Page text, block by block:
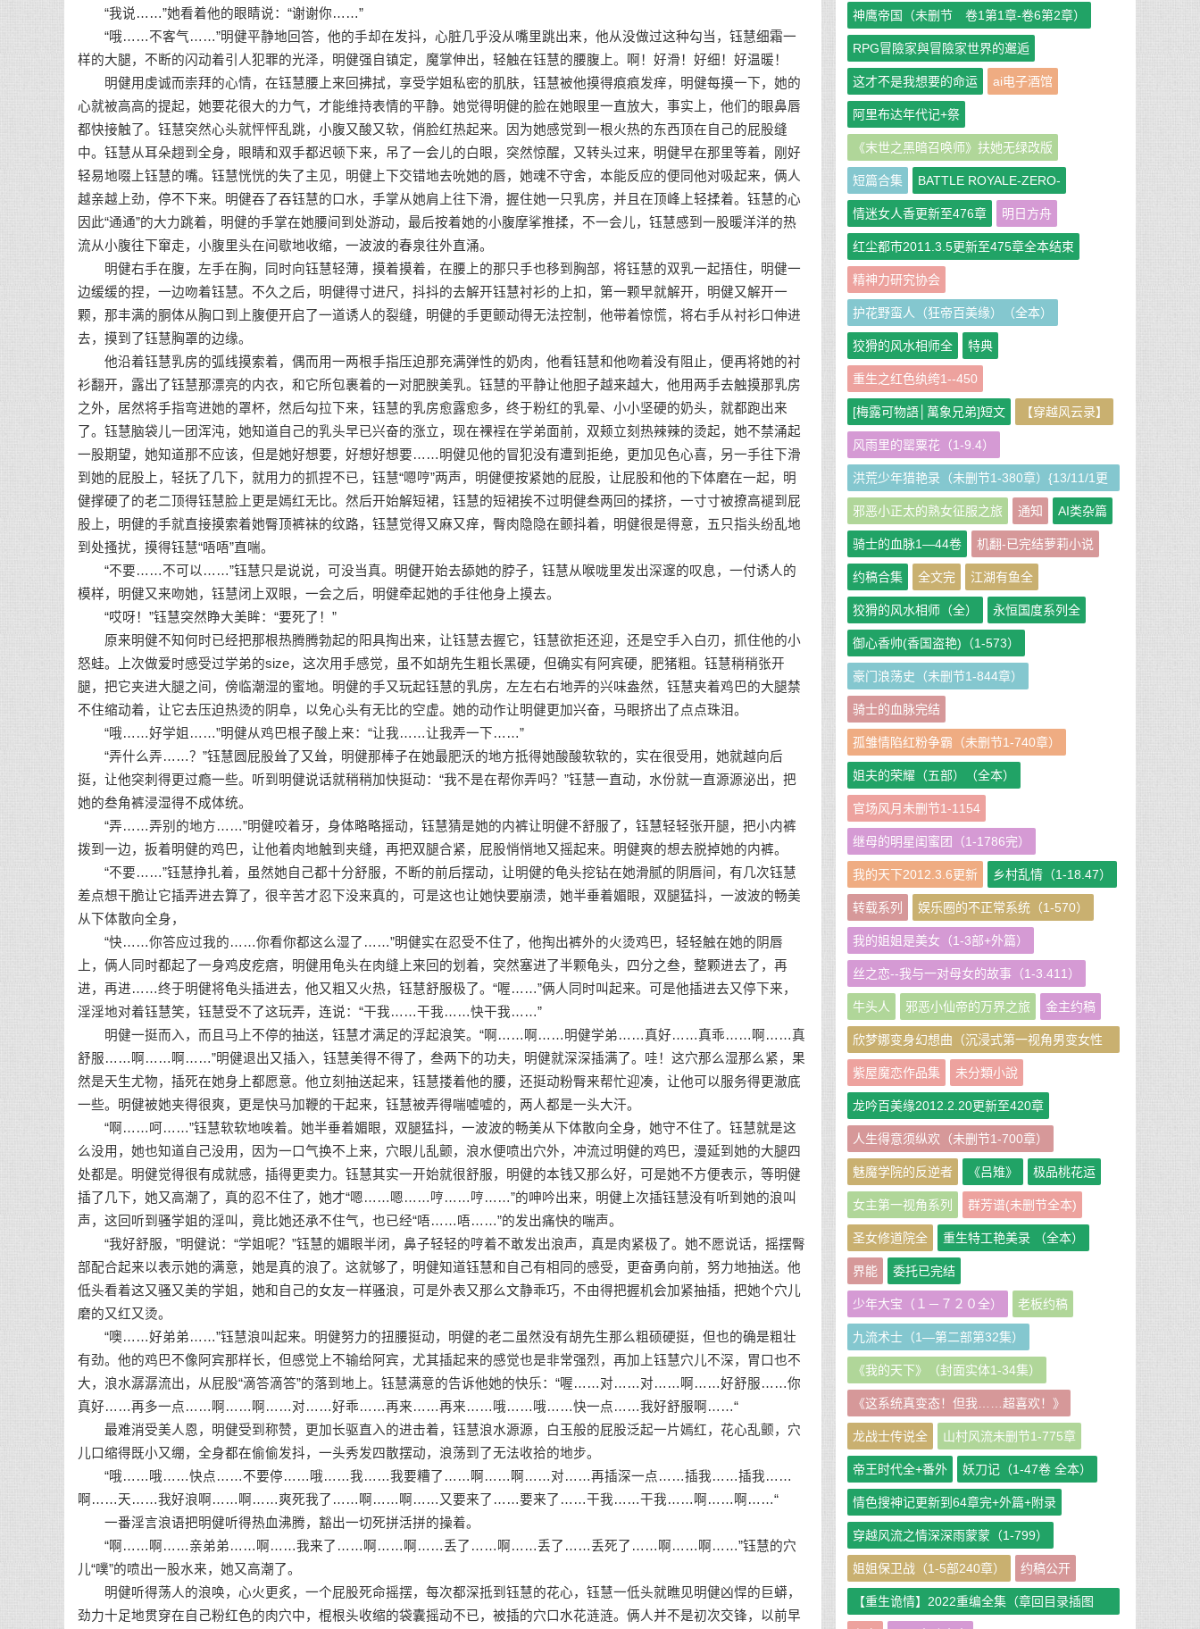
“我说……”她看着他的眼睛说：“谢谢你……”
“哦……不客气……”明健平静地回答，他的手却在发抖，心脏几乎没从嘴里跳出来，他从没做过这种勾当，钰慧细霜一
样的大腿，不断的闪动着引人犯罪的光泽，明健强自镇定，魔掌伸出，轻触在钰慧的腰腹上。啊！好滑！好细！好温暖！
明健用虔诚而崇拜的心情，在钰慧腰上来回拂拭，享受学姐私密的肌肤，钰慧被他摸得痕痕发痒，明健每摸一下，她的
心就被高高的提起，她要花很大的力气，才能维持表情的平静。她觉得明健的脸在她眼里一直放大，事实上，他们的眼鼻唇
都快接触了。钰慧突然心头就怦怦乱跳，小腹又酸又软，俏脸红热起来。因为她感觉到一根火热的东西顶在自己的屁股缝
中。钰慧从耳朵趐到全身，眼睛和双手都迟顿下来，吊了一会儿的白眼，突然惊醒，又转头过来，明健早在那里等着，刚好
轻易地啜上钰慧的嘴。钰慧恍恍的失了主见，明健上下交错地去吮她的唇，她魂不守舍，本能反应的便同他对吸起来，俩人
越亲越上劲，停不下来。明健吞了吞钰慧的口水，手掌从她肩上往下滑，握住她一只乳房，并且在顶峰上轻揉着。钰慧的心
因此“通通”的大力跳着，明健的手掌在她腰间到处游动，最后按着她的小腹摩挲推揉，不一会儿，钰慧感到一股暖洋洋的热
流从小腹往下窜走，小腹里头在间歇地收缩，一波波的春泉往外直涌。
明健右手在腹，左手在胸，同时向钰慧轻薄，摸着摸着，在腰上的那只手也移到胸部，将钰慧的双乳一起捂住，明健一
边缓缓的捏，一边吻着钰慧。不久之后，明健得寸进尺，抖抖的去解开钰慧衬衫的上扣，第一颗早就解开，明健又解开一
颗，那丰满的胴体从胸口到上腹便开启了一道诱人的裂缝，明健的手更颤动得无法控制，他带着惊慌，将右手从衬衫口伸进
去，摸到了钰慧胸罩的边缘。
他沿着钰慧乳房的弧线摸索着，偶而用一两根手指压迫那充满弹性的奶肉，他看钰慧和他吻着没有阻止，便再将她的衬
衫翻开，露出了钰慧那漂亮的内衣，和它所包裹着的一对肥腴美乳。钰慧的平静让他胆子越来越大，他用两手去触摸那乳房
之外，居然将手指弯进她的罩杯，然后勾拉下来，钰慧的乳房愈露愈多，终于粉红的乳晕、小小坚硬的奶头，就都跑出来
了。钰慧脑袋儿一团浑沌，她知道自己的乳头早已兴奋的涨立，现在裸裎在学弟面前，双颊立刻热辣辣的烫起，她不禁涌起
一股期望，她知道那不应该，但是她好想要，好想好想要……明健见他的冒犯没有遭到拒绝，更加见色心喜，另一手往下滑
到她的屁股上，轻抚了几下，就用力的抓捏不已，钰慧“嗯哼”两声，明健便按紧她的屁股，让屁股和他的下体磨在一起，明
健撑硬了的老二顶得钰慧脸上更是嫣红无比。然后开始解短裙，钰慧的短裙挨不过明健叁两回的揉挤，一寸寸被撩高褪到屁
股上，明健的手就直接摸索着她臀顶裤袜的纹路，钰慧觉得又麻又痒，臀肉隐隐在颤抖着，明健很是得意，五只指头纷乱地
到处搔扰，摸得钰慧“唔唔”直喘。
“不要……不可以……”钰慧只是说说，可没当真。明健开始去舔她的脖子，钰慧从喉咙里发出深邃的叹息，一付诱人的
模样，明健又来吻她，钰慧闭上双眼，一会之后，明健牵起她的手往他身上摸去。
“哎呀！”钰慧突然睁大美眸：“要死了！”
原来明健不知何时已经把那根热腾腾勃起的阳具掏出来，让钰慧去握它，钰慧欲拒还迎，还是空手入白刃，抓住他的小
怒蛙。上次做爱时感受过学弟的size，这次用手感觉，虽不如胡先生粗长黑硬，但确实有阿宾硬，肥猪粗。钰慧稍稍张开
腿，把它夹进大腿之间，傍临潮湿的蜜地。明健的手又玩起钰慧的乳房，左左右右地弄的兴味盎然，钰慧夹着鸡巴的大腿禁
不住缩动着，让它去压迫热烫的阴阜，以免心头有无比的空虚。她的动作让明健更加兴奋，马眼挤出了点点珠泪。
“哦……好学姐……”明健从鸡巴根子酸上来：“让我……让我弄一下……”
“弄什么弄……？”钰慧圆屁股耸了又耸，明健那棒子在她最肥沃的地方抵得她酸酸软软的，实在很受用，她就越向后
挺，让他突刺得更过瘾一些。听到明健说话就稍稍加快挺动：“我不是在帮你弄吗？”钰慧一直动，水份就一直源源泌出，把
她的叁角裤浸湿得不成体统。
“弄……弄别的地方……”明健咬着牙，身体略略摇动，钰慧猜是她的内裤让明健不舒服了，钰慧轻轻张开腿，把小内裤
拨到一边，扳着明健的鸡巴，让他着肉地触到夹缝，再把双腿合紧，屁股悄悄地又摇起来。明健爽的想去脱掉她的内裤。
“不要……”钰慧挣扎着，虽然她自己都十分舒服，不断的前后摆动，让明健的龟头挖钻在她滑腻的阴唇间，有几次钰慧
差点想干脆让它插弄进去算了，很辛苦才忍下没来真的，可是这也让她快要崩溃，她半垂着媚眼，双腿猛抖，一波波的畅美
从下体散向全身，
“快……你答应过我的……你看你都这么湿了……”明健实在忍受不住了，他掏出裤外的火烫鸡巴，轻轻触在她的阴唇
上，俩人同时都起了一身鸡皮疙瘩，明健用龟头在肉缝上来回的划着，突然塞进了半颗龟头，四分之叁，整颗进去了，再
进，再进……终于明健将龟头插进去，他又粗又火热，钰慧舒服极了。“喔……”俩人同时叫起来。可是他插进去又停下来，
淫淫地对着钰慧笑，钰慧受不了这玩弄，连说：“干我……干我……快干我……”
明健一挺而入，而且马上不停的抽送，钰慧才满足的浮起浪笑。“啊……啊……明健学弟……真好……真乖……啊……真
舒服……啊……啊……”明健退出又插入，钰慧美得不得了，叁两下的功夫，明健就深深插满了。哇！这穴那么湿那么紧，果
然是天生尤物，插死在她身上都愿意。他立刻抽送起来，钰慧搂着他的腰，还挺动粉臀来帮忙迎凑，让他可以服务得更澈底
一些。明健被她夹得很爽，更是快马加鞭的干起来，钰慧被弄得喘嘘嘘的，两人都是一头大汗。
“啊……呵……”钰慧软软地唉着。她半垂着媚眼，双腿猛抖，一波波的畅美从下体散向全身，她守不住了。钰慧就是这
么没用，她也知道自己没用，因为一口气换不上来，穴眼儿乱颤，浪水便喷出穴外，冲流过明健的鸡巴，漫延到她的大腿四
处都是。明健觉得很有成就感，插得更卖力。钰慧其实一开始就很舒服，明健的本钱又那么好，可是她不方便表示，等明健
插了几下，她又高潮了，真的忍不住了，她才“嗯……嗯……哼……哼……”的呻吟出来，明健上次插钰慧没有听到她的浪叫
声，这回听到骚学姐的淫叫，竟比她还承不住气，也已经“唔……唔……”的发出痛快的喘声。
“我好舒服，”明健说：“学姐呢？”钰慧的媚眼半闭，鼻子轻轻的哼着不敢发出浪声，真是肉紧极了。她不愿说话，摇摆臀
部配合起来以表示她的满意，她是真的浪了。这就够了，明健知道钰慧和自己有相同的感受，更奋勇向前，努力地抽送。他
低头看着这又骚又美的学姐，她和自己的女友一样骚浪，可是外表又那么文静乖巧，不由得把握机会加紧抽插，把她个穴儿
磨的又红又烫。
“噢……好弟弟……”钰慧浪叫起来。明健努力的扭腰挺动，明健的老二虽然没有胡先生那么粗硕硬挺，但也的确是粗壮
有劲。他的鸡巴不像阿宾那样长，但感觉上不输给阿宾，尤其插起来的感觉也是非常强烈，再加上钰慧穴儿不深，胃口也不
大，浪水潺潺流出，从屁股“滴答滴答”的落到地上。钰慧满意的告诉他她的快乐：“喔……对……对……啊……好舒服……你
真好……再多一点……啊……啊……对……好乖……再来……再来……哦……哦……快一点……我好舒服啊……“
最难消受美人恩，明健受到称赞，更加长驱直入的进击着，钰慧浪水源源，白玉般的屁股泛起一片嫣红，花心乱颤，穴
儿口缩得既小又绷，全身都在偷偷发抖，一头秀发四散摆动，浪荡到了无法收拾的地步。
“哦……哦……快点……不要停……哦……我……我要糟了……啊……啊……对……再插深一点……插我……插我……
啊……天……我好浪啊……啊……爽死我了……啊……啊……又要来了……要来了……干我……干我……啊……啊……“
一番淫言浪语把明健听得热血沸腾，豁出一切死拼活拼的操着。
“啊……啊……亲弟弟……啊……我来了……啊……啊……丢了……啊……丢了……丢死了……啊……啊……”钰慧的穴
儿“噗”的喷出一股水来，她又高潮了。
明健听得荡人的浪唤，心火更炙，一个屁股死命摇摆，每次都深抵到钰慧的花心，钰慧一低头就瞧见明健凶悍的巨蟒，
劲力十足地贯穿在自己粉红色的肉穴中，棍根头收缩的袋囊摇动不已，被插的穴口水花涟涟。俩人并不是初次交锋，以前早
神鹰帝国（未删节 卷1第1章-卷6第2章）
RPG冒險家與冒險家世界的邂逅
这才不是我想要的命运 ai电子酒馆
阿里布达年代记+祭
《末世之黑暗召唤师》扶她无绿改版
短篇合集 BATTLE ROYALE-ZERO-
情迷女人香更新至476章 明日方舟
红尘都市2011.3.5更新至475章全本结束
精神力研究协会
护花野蛮人（狂帝百美缘）（全本）
狡猾的风水相师全 特典
重生之红色纨绔1--450
[梅露可物語│萬象兄弟]短文 【穿越风云录】
风雨里的罂粟花（1-9.4）
洪荒少年猎艳录（未删节1-380章）{13/11/1更
新}
邪恶小正太的熟女征服之旅 通知 AI类杂篇
骑士的血脉1—44卷 机翻-已完结萝莉小说
约稿合集 全文完 江湖有鱼全
狡猾的风水相师（全） 永恒国度系列全
御心香帅(香国盗艳)（1-573）
豪门浪荡史（未删节1-844章）
骑士的血脉完结
孤雏情陷红粉争霸（未删节1-740章）
姐夫的荣耀（五部）（全本）
官场风月未删节1-1154
继母的明星闺蜜团（1-1786完）
我的天下2012.3.6更新 乡村乱情（1-18.47）
转载系列 娱乐圈的不正常系统（1-570）
我的姐姐是美女（1-3部+外篇）
丝之恋--我与一对母女的故事（1-3.411）
牛头人 邪恶小仙帝的万界之旅 金主约稿
欣梦娜变身幻想曲（沉浸式第一视角男变女性
转短篇小说集）
紫屋魔恋作品集 未分類小說
龙吟百美缘2012.2.20更新至420章
人生得意须纵欢（未删节1-700章）
魅魔学院的反逆者 《吕雉》 极品桃花运
女主第一视角系列 群芳谱(未删节全本)
圣女修道院全 重生特工艳美录 （全本）
界能 委托已完结
少年大宝（１－７２０全） 老板约稿
九流术士（1—第二部第32集）
《我的天下》（封面实体1-34集）
《这系统真变态！但我……超喜欢！》
龙战士传说全 山村风流未删节1-775章
帝王时代全+番外 妖刀记（1-47卷 全本）
情色搜神记更新到64章完+外篇+附录
穿越风流之情深深雨蒙蒙（1-799）
姐姐保卫战（1-5部240章） 约稿公开
【重生诡情】2022重编全集（章回目录插图